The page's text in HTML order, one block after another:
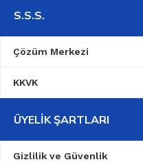
S.S.S.
Çözüm Merkezi
KKVK
ÜYELIK ŞARTLARI
Gizlilik ve Güvenlik